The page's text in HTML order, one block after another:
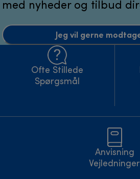
med nyheder og tilbud
Jeg vil gerne
Ofte Stillede
Spørgsmål
Anvisning
Vejledninger